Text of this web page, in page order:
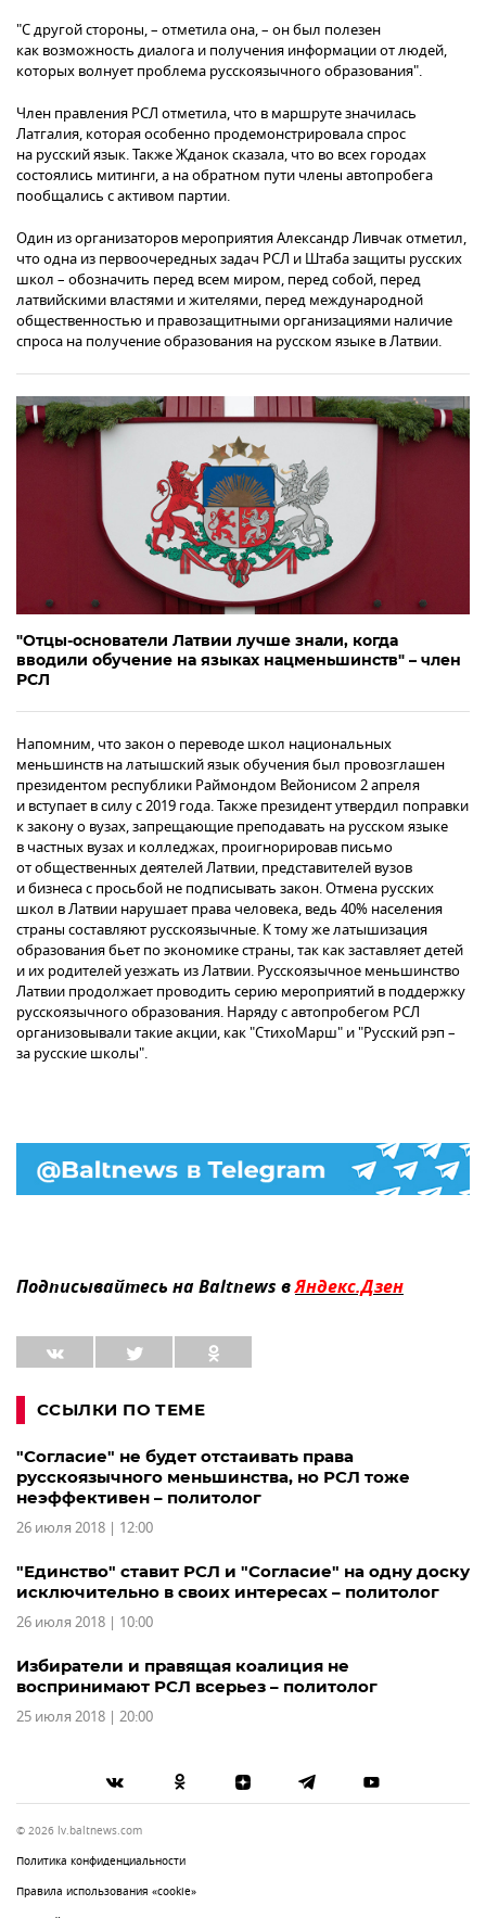
"С другой стороны, – отметила она, – он был полезен
как возможность диалога и получения информации от людей,
которых волнует проблема русскоязычного образования".
Член правления РСЛ отметила, что в маршруте значилась
Латгалия, которая особенно продемонстрировала спрос
на русский язык. Также Жданок сказала, что во всех городах
состоялись митинги, а на обратном пути члены автопробега
пообщались с активом партии.
Один из организаторов мероприятия Александр Ливчак отметил,
что одна из первоочередных задач РСЛ и Штаба защиты русских
школ – обозначить перед всем миром, перед собой, перед
латвийскими властями и жителями, перед международной
общественностью и правозащитными организациями наличие
спроса на получение образования на русском языке в Латвии.
"Отцы-основатели Латвии лучше знали, когда
вводили обучение на языках нацменьшинств" – член
РСЛ
Напомним, что закон о переводе школ национальных
меньшинств на латышский язык обучения был провозглашен
президентом республики Раймондом Вейонисом 2 апреля
и вступает в силу с 2019 года. Также президент утвердил поправки
к закону о вузах, запрещающие преподавать на русском языке
в частных вузах и колледжах, проигнорировав письмо
от общественных деятелей Латвии, представителей вузов
и бизнеса с просьбой не подписывать закон. Отмена русских
школ в Латвии нарушает права человека, ведь 40% населения
страны составляют русскоязычные. К тому же латышизация
образования бьет по экономике страны, так как заставляет детей
и их родителей уезжать из Латвии. Русскоязычное меньшинство
Латвии продолжает проводить серию мероприятий в поддержку
русскоязычного образования. Наряду с автопробегом РСЛ
организовывали такие акции, как "СтихоМарш" и "Русский рэп –
за русские школы".
Подписывайтесь на Baltnews вЯндекс.Дзен
ССЫЛКИ ПО ТЕМЕ
"Согласие" не будет отстаивать права
русскоязычного меньшинства, но РСЛ тоже
неэффективен – политолог
26 июля 2018 | 12:00
"Единство" ставит РСЛ и "Согласие" на одну доску
исключительно в своих интересах – политолог
26 июля 2018 | 10:00
Избиратели и правящая коалиция не
воспринимают РСЛ всерьез – политолог
25 июля 2018 | 20:00
© 2026 lv.baltnews.com
Политика конфиденциальности
Правила использования «cookie»